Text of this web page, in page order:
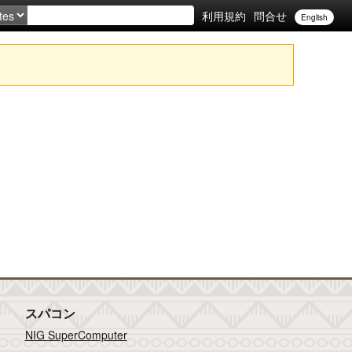
利用規約 問合せ English
スパコン
NIG SuperComputer